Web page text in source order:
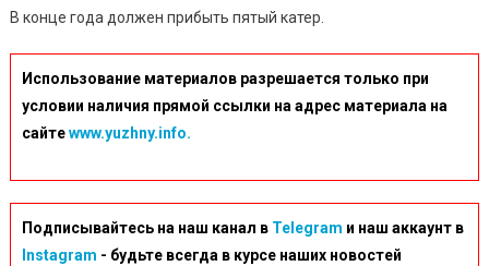
В конце года должен прибыть пятый катер.
Использование материалов разрешается только при
условии наличия прямой ссылки на адрес материала на
сайтеwww.yuzhny.info.
Подписывайтесь на наш канал в Telegram и наш аккаунт в
Instagram - будьте всегда в курсе наших новостей